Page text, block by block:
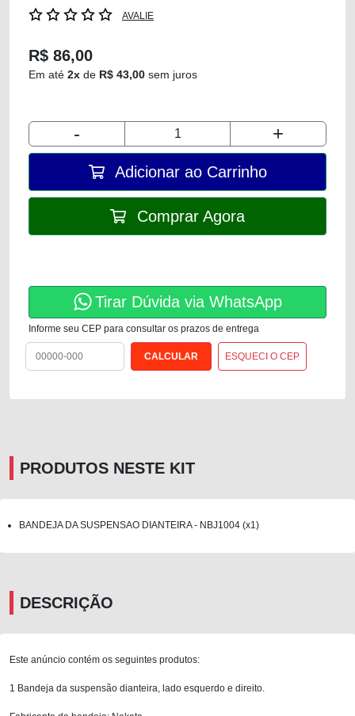
AVALIE
R$ 86,00
Em até 2x de R$ 43,00 sem juros
- +
Adicionar ao Carrinho
Comprar Agora
Tirar Dúvida via WhatsApp
Informe seu CEP para consultar os prazos de entrega
ESQUECI O CEP
PRODUTOS NESTE KIT
BANDEJA DA SUSPENSAO DIANTEIRA - NBJ1004 (x1)
DESCRIÇÃO
Este anúncio contém os seguintes produtos:
1 Bandeja da suspensão dianteira, lado esquerdo e direito.